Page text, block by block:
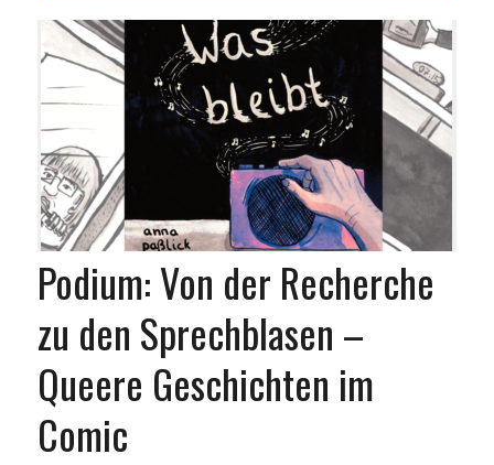
Podium: Von der Recherche
zu den Sprechblasen –
Queere Geschichten im
Comic